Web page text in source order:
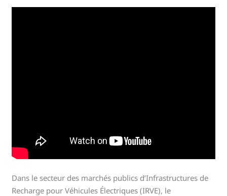
Dans le secteur des marchés publics d’Infrastructures de
Recharge pour Véhicules Électriques (IRVE), le